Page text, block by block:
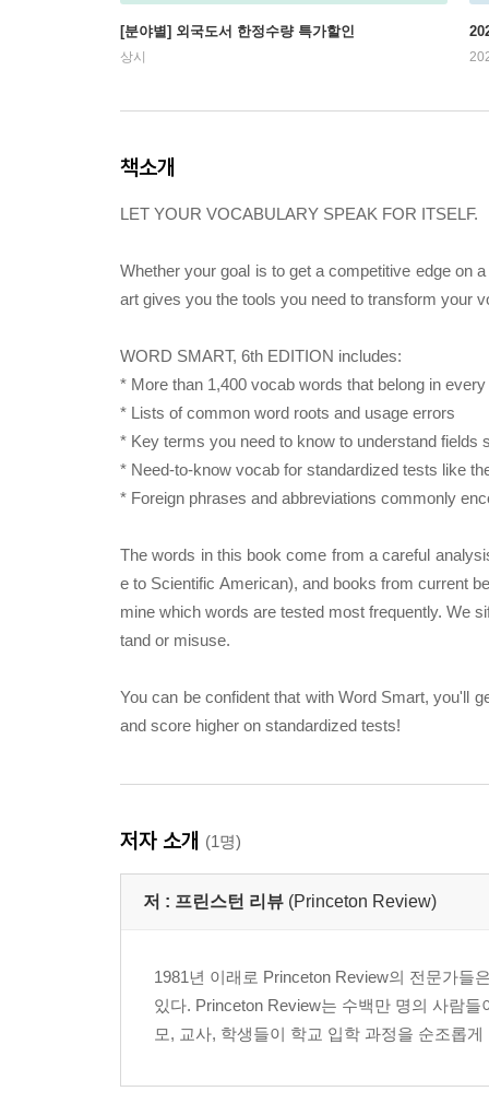
[분야별] 외국도서 한정수량 특가할인
상시
책소개
LET YOUR VOCABULARY SPEAK FOR ITSELF.
Whether your goal is to get a competitive edge on
art gives you the tools you need to transform your
WORD SMART, 6th EDITION includes:
* More than 1,400 vocab words that belong in
* Lists of common word roots and usage errors
* Key terms you need to know to understand fields
* Need-to-know vocab for standardized tests like
* Foreign phrases and abbreviations commonly
The words in this book come from a careful
e to Scientific American), and books from current
mine which words are tested most frequently. We
tand or misuse.
You can be confident that with Word Smart, you'll
and score higher on standardized tests!
저자 소개 (1명)
저 : 프린스턴 리뷰 (Princeton Review)
1981년 이래로 Princeton Review의 전문가들
있다. Princeton Review는 수백만 명의 사람
모, 교사, 학생들이 학교 입학 과정을 순조롭